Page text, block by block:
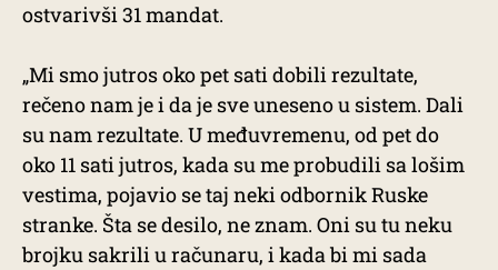
ostvarivši 31 mandat.
„Mi smo jutros oko pet sati dobili rezultate,
rečeno nam je i da je sve uneseno u sistem. Dali
su nam rezultate. U međuvremenu, od pet do
oko 11 sati jutros, kada su me probudili sa lošim
vestima, pojavio se taj neki odbornik Ruske
stranke. Šta se desilo, ne znam. Oni su tu neku
brojku sakrili u računaru, i kada bi mi sada